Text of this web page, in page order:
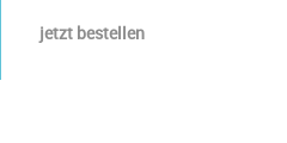
jetzt bestellen